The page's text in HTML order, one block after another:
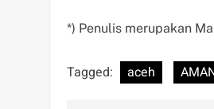
*) Penulis merupakan
Tagged: aceh